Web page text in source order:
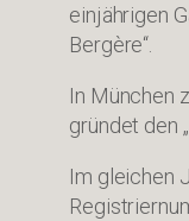
einjährigen
Bergère“.
In München
gründet den
Im gleichen